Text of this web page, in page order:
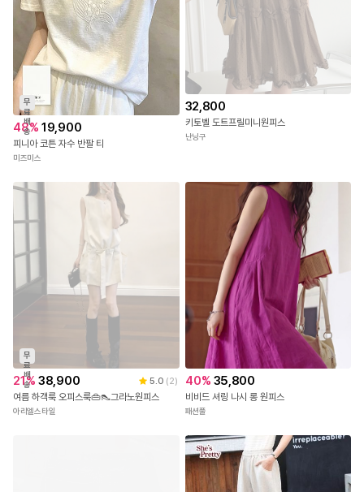
[HJ모델] 블루 컬러│FREE size 착용
모델사이즈 HJ 167cm / 26in / 55size
무
료
배
송
48% 19,900
피니아 코튼 자수 반팔 티
미즈미스
32,800
키토벨 도트프릴미니원피스
난닝구
무
료
배
송
21% 38,900 5.0 (2)
여름 하객룩 오피스룩👜👠그라노원피스
아리엘스타일
40% 35,800
비비드 셔링 나시 롱 원피스
패션풀